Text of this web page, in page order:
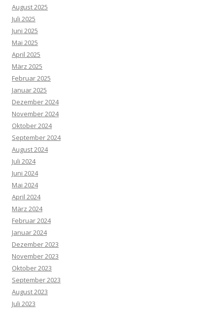
August 2025
Juli 2025
Juni 2025
Mai 2025
April 2025
März 2025
Februar 2025
Januar 2025
Dezember 2024
November 2024
Oktober 2024
September 2024
August 2024
Juli 2024
Juni 2024
Mai 2024
April 2024
März 2024
Februar 2024
Januar 2024
Dezember 2023
November 2023
Oktober 2023
September 2023
August 2023
Juli 2023